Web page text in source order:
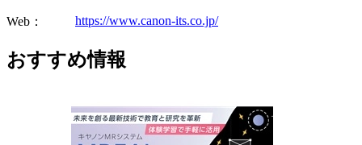
Web： https://www.canon-its.co.jp/
おすすめ情報